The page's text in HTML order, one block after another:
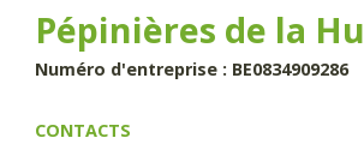
principalPépinières de la
Numéro d'entreprise : BE0834909286
CONTACTS